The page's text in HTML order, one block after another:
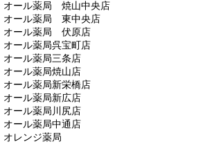
オール薬局 焼山中央店
オール薬局 東中央店
オール薬局 伏原店
オール薬局呉宝町店
オール薬局三条店
オール薬局焼山店
オール薬局新栄橋店
オール薬局新広店
オール薬局川尻店
オール薬局中通店
オレンジ薬局